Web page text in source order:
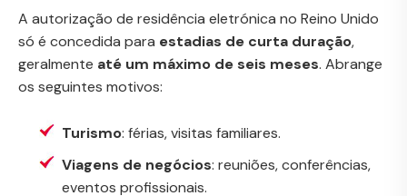
A autorização de residência eletrónica no Reino Unido
só é concedida para estadias de curta duração,
geralmente até um máximo de seis meses. Abrange
os seguintes motivos:
Turismo: férias, visitas familiares.
Viagens de negócios: reuniões, conferências,
eventos profissionais.